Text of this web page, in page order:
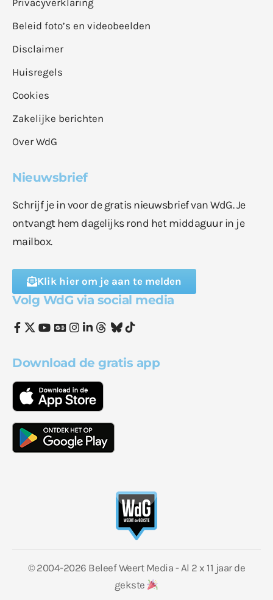
Privacyverklaring
Beleid foto’s en videobeelden
Disclaimer
Huisregels
Cookies
Zakelijke berichten
Over WdG
Nieuwsbrief
Schrijf je in voor de gratis nieuwsbrief van WdG. Je
ontvangt hem dagelijks rond het middaguur in je
mailbox.
Klik hier om je aan te melden
Volg WdG via social media
Download de gratis app
© 2004-2026 Beleef Weert Media - Al 2 x 11 jaar de
gekste